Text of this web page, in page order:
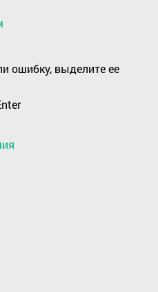
ошибку, выделите ее